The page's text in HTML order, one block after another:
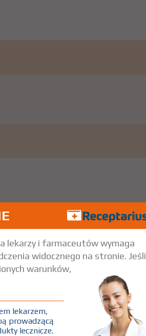
lekarzy i farmaceutów wymaga
widocznego na stronie. Jeśli
warunków,
lekarzem,
prowadzącą
lecznicze.